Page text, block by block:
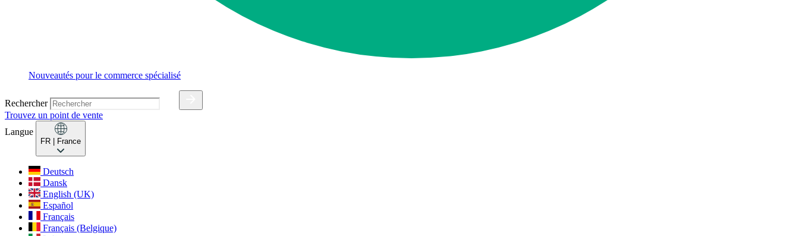
Nouveautés pour le commerce spécialisé
Rechercher
Trouvez un point de vente
Langue
FR | France
Deutsch
Dansk
English (UK)
Español
Français
Français (Belgique)